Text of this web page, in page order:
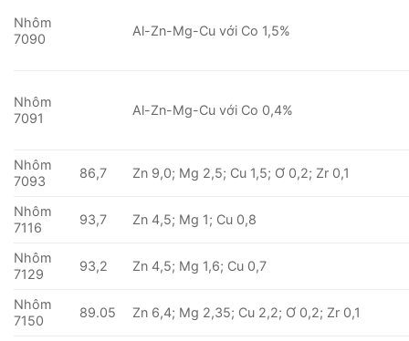
Nhôm
7090
Al-Zn-Mg-Cu với Co 1,5%
Nhôm
7091
Al-Zn-Mg-Cu với Co 0,4%
Nhôm
7093
86,7 Zn 9,0; Mg 2,5; Cu 1,5; Ơ 0,2; Zr 0,1
Nhôm
7116
93,7 Zn 4,5; Mg 1; Cu 0,8
Nhôm
7129
93,2 Zn 4,5; Mg 1,6; Cu 0,7
Nhôm
7150
89.05 Zn 6,4; Mg 2,35; Cu 2,2; Ơ 0,2; Zr 0,1